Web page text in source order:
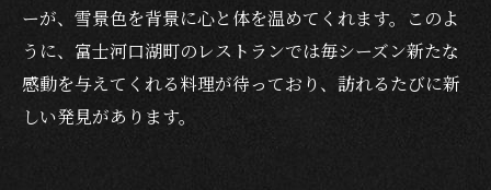
ーが、雪景色を背景に心と体を温めてくれます。このよ
うに、富士河口湖町のレストランでは毎シーズン新たな
感動を与えてくれる料理が待っており、訪れるたびに新
しい発見があります。